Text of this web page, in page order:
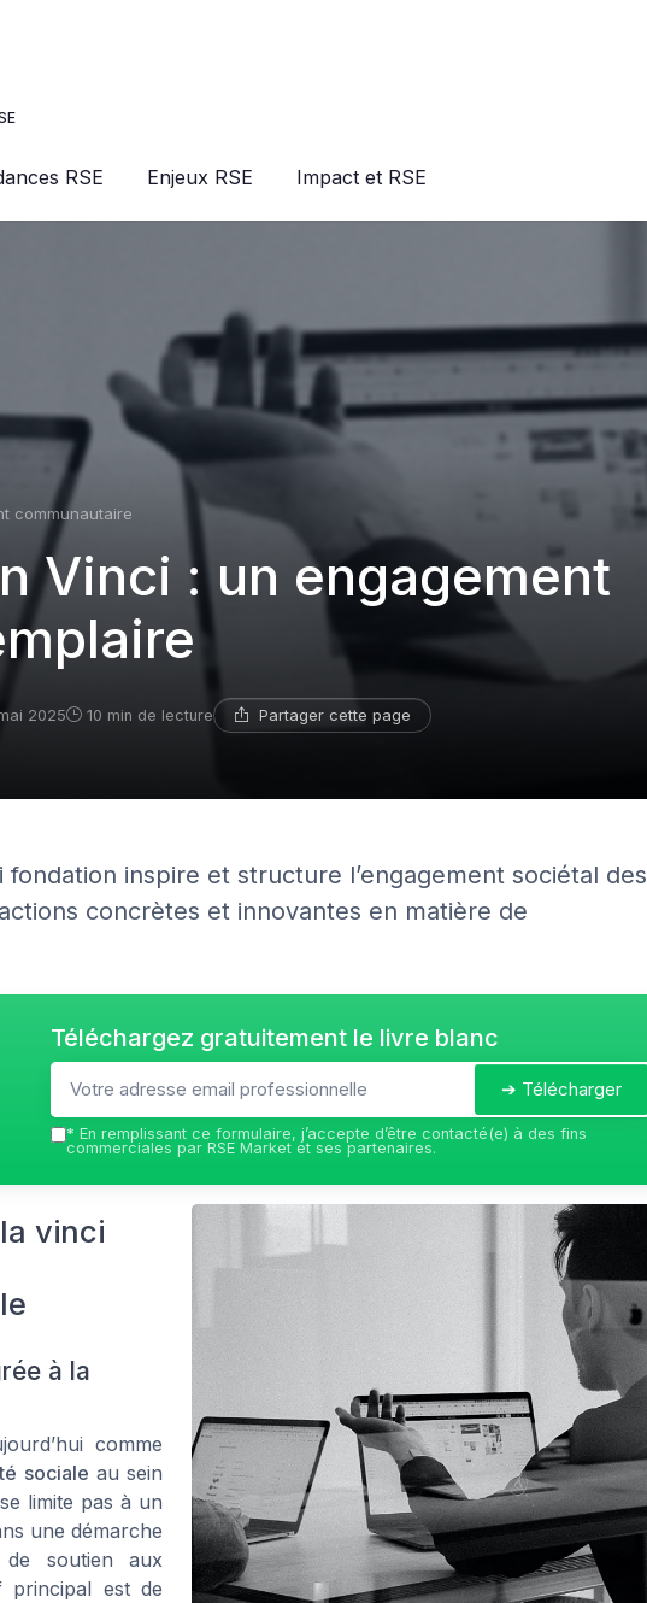
RSE Enjeux RSE Impact et RSE
communautaire
Vinci : un engagement
2025 10 min de lecture Partager cette page
inspire et structure l’engagement sociétal des
concrètes et innovantes en matière de
Téléchargez gratuitement le livre blanc
➔ Télécharger
* En remplissant ce formulaire, j’accepte d’être contacté(e) à des fins
commerciales par RSE Market et ses partenaires.
vinci
à la
comme
sociale au sein
limite pas à un
une démarche
soutien aux
principal est de